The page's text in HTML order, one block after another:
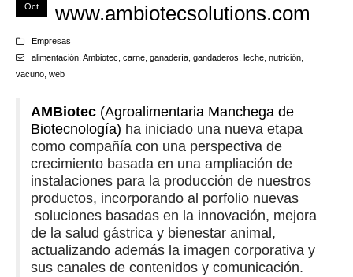
Oct
www.ambiotecsolutions.com
Empresas
alimentación, Ambiotec carne, ganadería, gandaderos leche, nutrición,
vacuno web
AMBiotec(Agroalimentaria Manchega de
Biotecnología) ha iniciado una nueva etapa
como compañía con una perspectiva de
crecimiento basada en una ampliación de
instalaciones para la producción de nuestros
productos, incorporando al porfolio nuevas
soluciones basadas en la innovación, mejora
de la salud gástrica y bienestar animal,
actualizando además la imagen corporativa y
sus canales de contenidos y comunicación.